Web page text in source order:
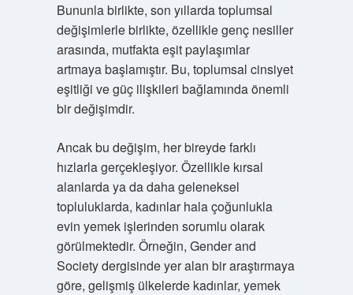
Bununla birlikte, son yıllarda toplumsal
değişimlerle birlikte, özellikle genç nesiller
arasında, mutfakta eşit paylaşımlar
artmaya başlamıştır. Bu, toplumsal cinsiyet
eşitliği ve güç ilişkileri bağlamında önemli
bir değişimdir.
Ancak bu değişim, her bireyde farklı
hızlarla gerçekleşiyor. Özellikle kırsal
alanlarda ya da daha geleneksel
topluluklarda, kadınlar hala çoğunlukla
evin yemek işlerinden sorumlu olarak
görülmektedir. Örneğin, Gender and
Society dergisinde yer alan bir araştırmaya
göre, gelişmiş ülkelerde kadınlar, yemek